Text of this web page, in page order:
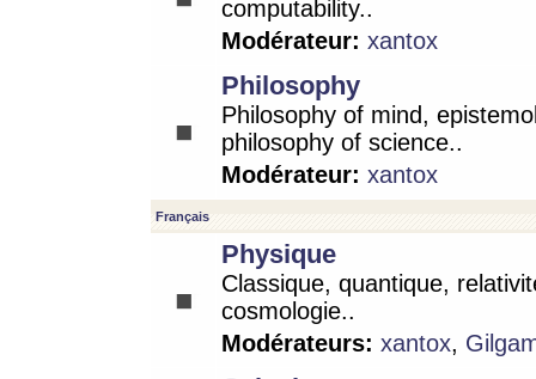
computability..
Modérateur: xantox
Philosophy
Philosophy of mind,
philosophy of science..
Modérateur: xantox
Français
Physique
Classique, quantique,
cosmologie..
Modérateurs: xantox,